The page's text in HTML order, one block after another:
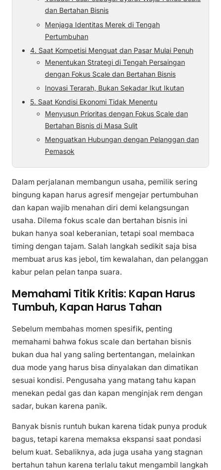
dan Bertahan Bisnis
Menjaga Identitas Merek di Tengah
Pertumbuhan
4. Saat Kompetisi Menguat dan Pasar Mulai Penuh
Menentukan Strategi di Tengah Persaingan
dengan Fokus Scale dan Bertahan Bisnis
Inovasi Terarah, Bukan Sekadar Ikut Ikutan
5. Saat Kondisi Ekonomi Tidak Menentu
Menyusun Prioritas dengan Fokus Scale dan
Bertahan Bisnis di Masa Sulit
Menguatkan Hubungan dengan Pelanggan dan
Pemasok
Dalam perjalanan membangun usaha, pemilik sering
bingung kapan harus agresif mengejar pertumbuhan
dan kapan wajib menahan diri demi kelangsungan
usaha. Dilema fokus scale dan bertahan bisnis ini
bukan hanya soal keberanian, tetapi soal membaca
timing dengan tajam. Salah langkah sedikit saja bisa
membuat arus kas jebol, tim kewalahan, dan pelanggan
kabur pelan pelan tanpa suara.
Memahami Titik Kritis: Kapan Harus
Tumbuh, Kapan Harus Tahan
Sebelum membahas momen spesifik, penting
memahami bahwa fokus scale dan bertahan bisnis
bukan dua hal yang saling bertentangan, melainkan
dua mode yang harus bisa dinyalakan dan dimatikan
sesuai kondisi. Pengusaha yang matang tahu kapan
menekan pedal gas dan kapan menginjak rem dengan
sadar, bukan karena panik.
Banyak bisnis runtuh bukan karena tidak punya produk
bagus, tetapi karena memaksa ekspansi saat pondasi
belum kuat. Sebaliknya, ada juga usaha yang stagnan
bertahun tahun karena terlalu takut mengambil langkah